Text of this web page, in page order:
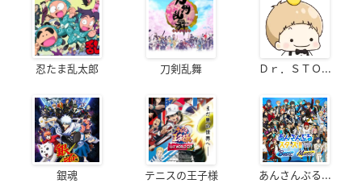
忍たま乱太郎 刀剣乱舞 Ｄｒ．ＳＴＯ...
銀魂 テニスの王子様 あんさんぶる...